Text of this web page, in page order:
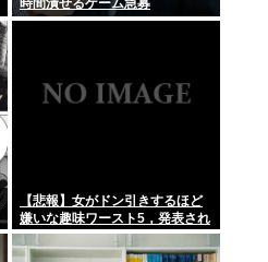
【悲報】女がドン引きするほど
嫌いな趣味ワースト5，発表され
る